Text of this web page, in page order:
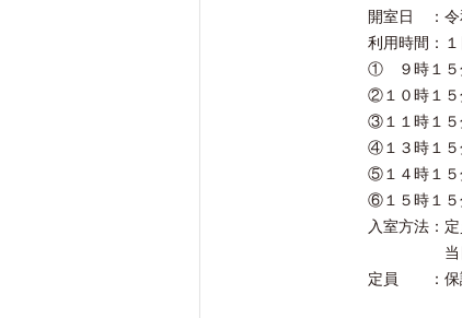
開室日 ：令
利用時間：１
① ９時１５
②１０時１５
③１１時１５
④１３時１５
⑤１４時１５
⑥１５時１５
入室方法：定
当日、希望
定員 ：保護